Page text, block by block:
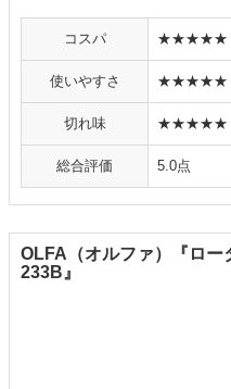
コスパ ★★★★★
使いやすさ ★★★★★
切れ味 ★★★★★
総合評価 5.0点
OLFA（オルファ）『ロー
233B』